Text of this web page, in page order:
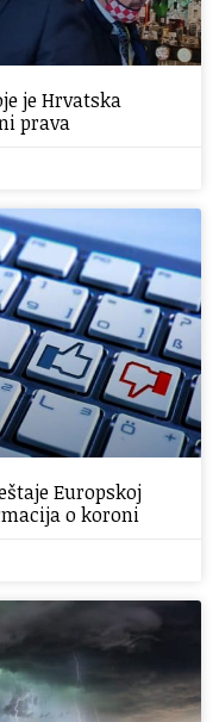
je Hrvatska
prava
Europskoj
o koroni